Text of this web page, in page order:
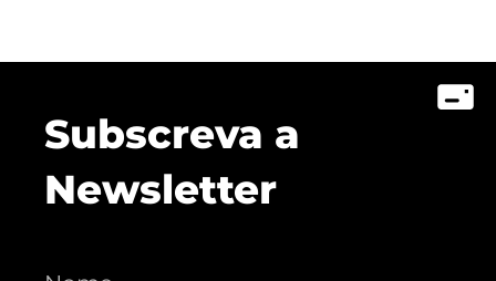
Subscreva a
Newsletter